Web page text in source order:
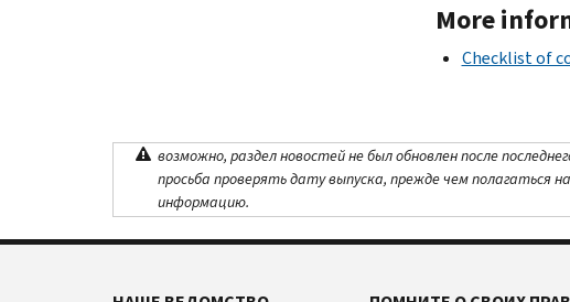
More
Checklist of
возможно, раздел новостей не был обновлен после
просьба проверять дату выпуска, прежде чем полагаться
информацию.